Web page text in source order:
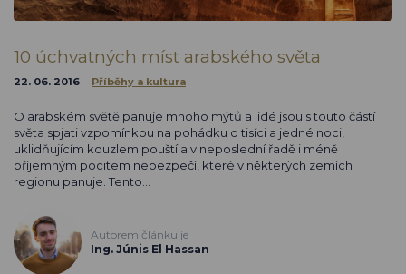
10 úchvatných míst arabského světa
22. 06. 2016 Příběhy a kultura
O arabském světě panuje mnoho mýtů a lidé jsou s touto částí
světa spjati vzpomínkou na pohádku o tisíci a jedné noci,
uklidňujícím kouzlem pouští a v neposlední řadě i méně
příjemným pocitem nebezpečí, které v některých zemích
regionu panuje. Tento…
Autorem článku je
Ing. Júnis El Hassan